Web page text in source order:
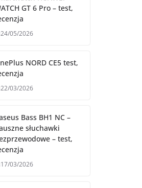
GT 6 Pro – test,
24/05/2026
NORD CE5 test,
22/03/2026
Bass BH1 NC –
słuchawki
– test,
17/03/2026